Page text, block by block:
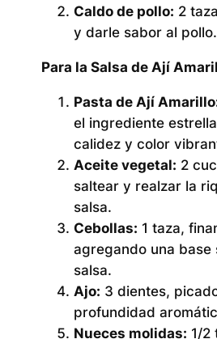
Caldo de pollo: 2
y darle sabor al pollo.
Para la Salsa de Ají
Pasta de Ají
el ingrediente
calidez y color
Aceite vegetal: 2
saltear y realzar la
salsa.
Cebollas: 1 taza,
agregando una base
salsa.
Ajo: 3 dientes,
profundidad
Nueces molidas: 1/2